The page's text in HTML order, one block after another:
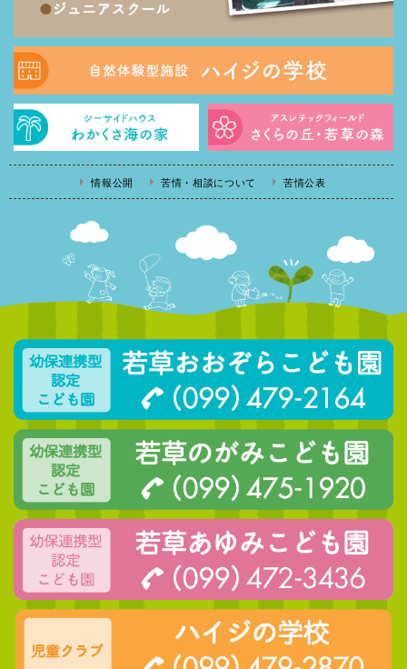
情報公開 苦情・相談について 苦情公表